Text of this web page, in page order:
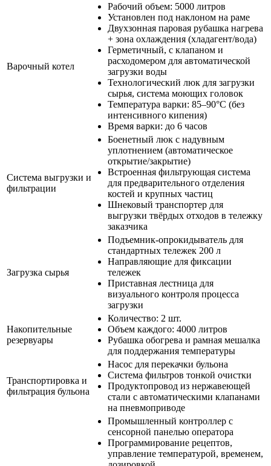
Варочный котел
Рабочий объем: 5000 литров
Установлен под наклоном на раме
Двухзонная паровая рубашка нагрева
+ зона охлаждения (хладагент/вода)
Герметичный, с клапаном и
расходомером для автоматической
загрузки воды
Технологический люк для загрузки
сырья, система моющих головок
Температура варки: 85–90°C (без
интенсивного кипения)
Время варки: до 6 часов
Система выгрузки и
фильтрации
Боенетный люк с надувным
уплотнением (автоматическое
открытие/закрытие)
Встроенная фильтрующая система
для предварительного отделения
костей и крупных частиц
Шнековый транспортер для
выгрузки твёрдых отходов в тележку
заказчика
Загрузка сырья
Подъемник-опрокидыватель для
стандартных тележек 200 л
Направляющие для фиксации
тележек
Приставная лестница для
визуального контроля процесса
загрузки
Накопительные
резервуары
Количество: 2 шт.
Объем каждого: 4000 литров
Рубашка обогрева и рамная мешалка
для поддержания температуры
Транспортировка и
фильтрация бульона
Насос для перекачки бульона
Система фильтров тонкой очистки
Продуктопровод из нержавеющей
стали с автоматическими клапанами
на пневмоприводе
Промышленный контроллер с
сенсорной панелью оператора
Программирование рецептов,
управление температурой, временем,